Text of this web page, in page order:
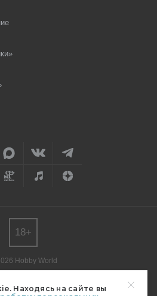
Находясь на сайте вы
Hobby World
редакции.
18+